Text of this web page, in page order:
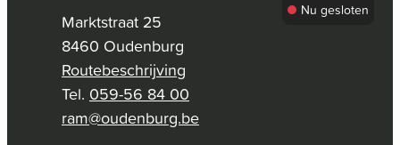
Romeins
Nu gesloten
AdresMarktstraat 25
,8460 Oudenburg
Routebeschrijving
059-56 84 00
E-mailram@oudenburg.be